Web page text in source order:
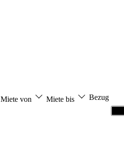
Miete von Miete bis
Bezug